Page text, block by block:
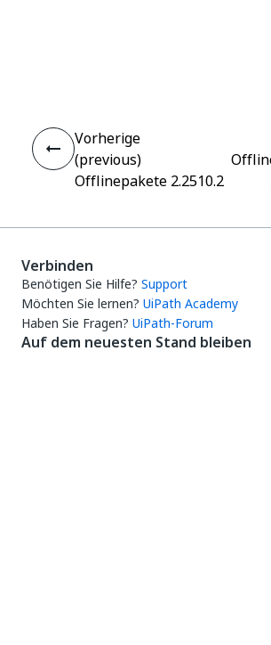
Vorherige
(previous)
Offlinepakete 2.2510.2
Verbinden
Benötigen Sie Hilfe? Support
Möchten Sie lernen? UiPath Academy
Haben Sie Fragen? UiPath-Forum
Auf dem neuesten Stand bleiben